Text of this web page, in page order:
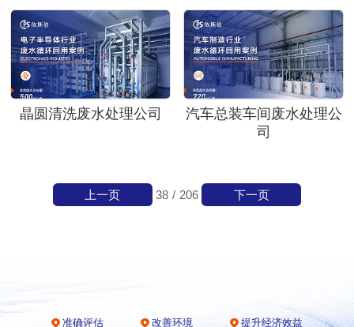
晶圆清洗废水处理公司
汽车总装车间废水处理公
司
38 / 206
上一页 下一页
准确评估 改善环境 提升经济效益